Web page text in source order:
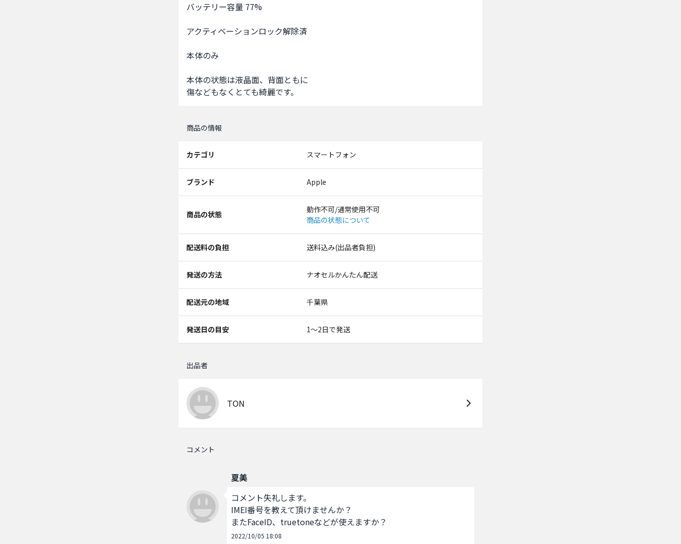
バッテリー容量 77%
アクティベーションロック解除済
本体のみ
本体の状態は液晶面、背面ともに
傷などもなくとても綺麗です。
商品の情報
カテゴリ スマートフォン
ブランド Apple
商品の状態
動作不可/通常使用不可
商品の状態について
配送料の負担 送料込み(出品者負担)
発送の方法 ナオセルかんたん配送
配送元の地域 千葉県
発送日の目安 1〜2日で発送
出品者
TON
コメント
夏美
コメント失礼します。
IMEI番号を教えて頂けませんか？
またFaceID、truetoneなどが使えますか？
2022/10/05 18:08